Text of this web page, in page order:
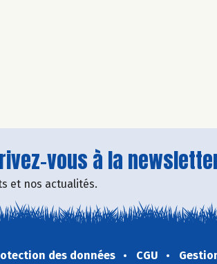
vous à la
et nos actualités.
des données CGU